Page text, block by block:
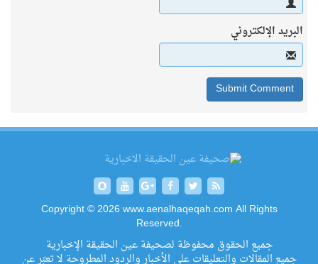
البريد الإلكتروني
Copyright © 2026 www.aenalhaqeqah.com All Rights
Reserved.
جميع الحقوق محفوظة لصحيفة عين الحقيقة الإخبارية
جميع المقالات والتعليقات على الأخبار والردود المطروحة لا تعبّر عن